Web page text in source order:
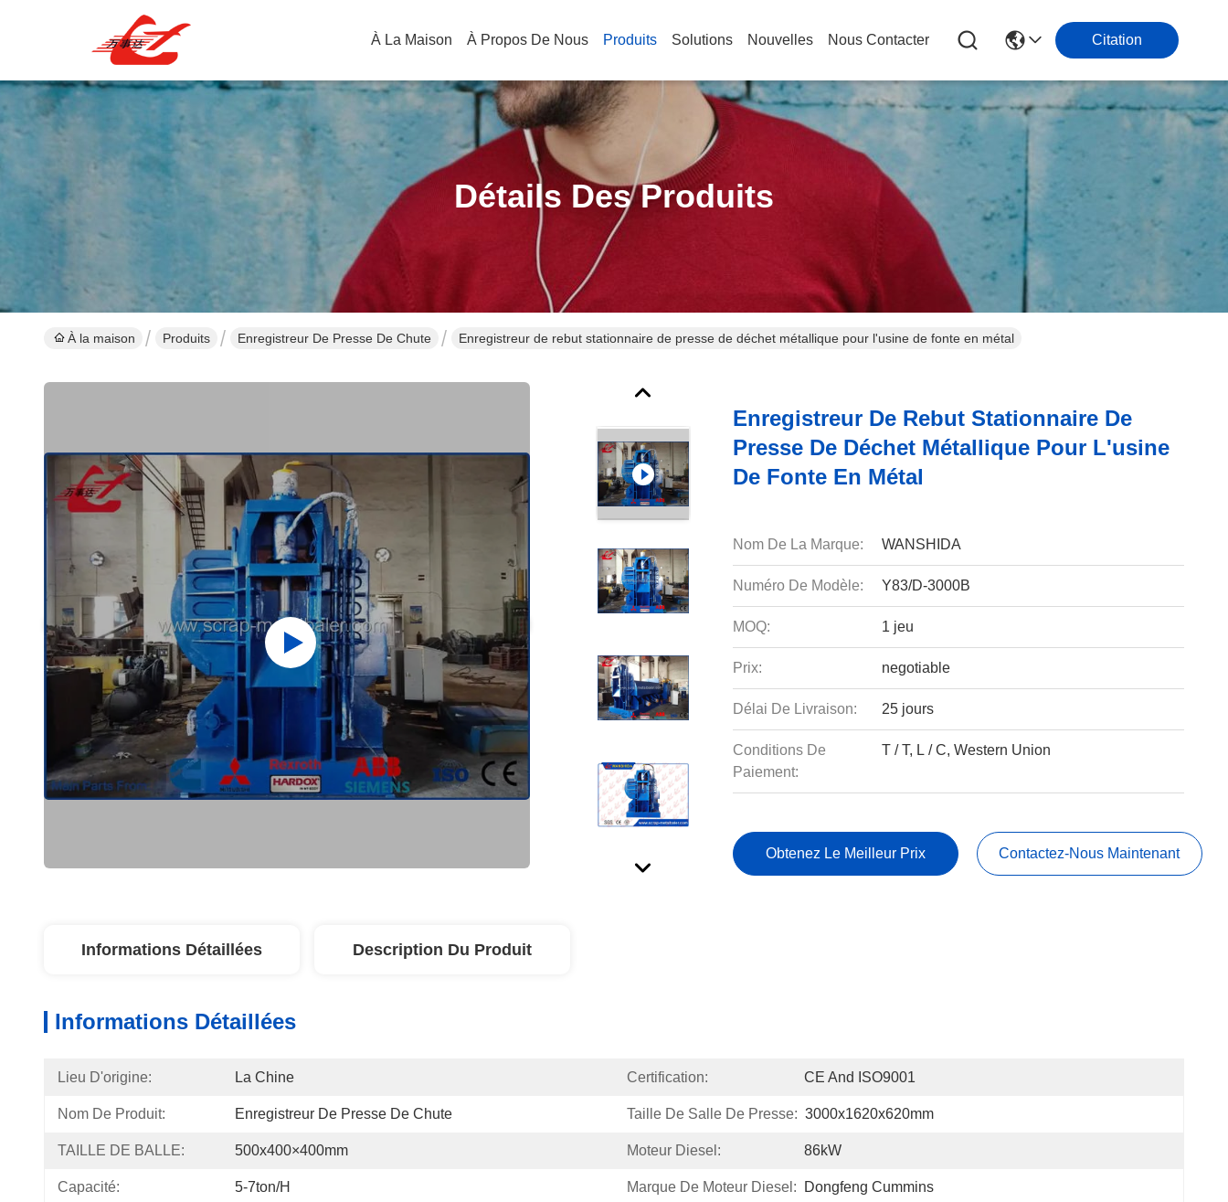
À La Maison À Propos De Nous Produits Solutions Nouvelles Nous Contacter Citation
Détails Des Produits
À la maison Produits Enregistreur De Presse De Chute Enregistreur de rebut stationnaire de presse de déchet métallique pour l'usine de fonte en métal
Enregistreur De Rebut Stationnaire De
Presse De Déchet Métallique Pour L'usine
De Fonte En Métal
Nom De La Marque: WANSHIDA
Numéro De Modèle: Y83/D-3000B
MOQ: 1 jeu
Prix: negotiable
Délai De Livraison: 25 jours
Conditions De
Paiement:
T / T, L / C, Western Union
Obtenez Le Meilleur Prix Contactez-Nous Maintenant
Informations Détaillées Description Du Produit
Informations Détaillées
Lieu D'origine: La Chine Certification: CE And ISO9001
Nom De Produit: Enregistreur De Presse De Chute Taille De Salle De Presse: 3000x1620x620mm
TAILLE DE BALLE: 500x400×400mm Moteur Diesel: 86kW
Capacité: 5-7ton/h Marque De Moteur Diesel: Dongfeng Cummins